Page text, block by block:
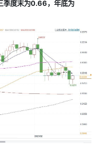
度末为0.66，年底为